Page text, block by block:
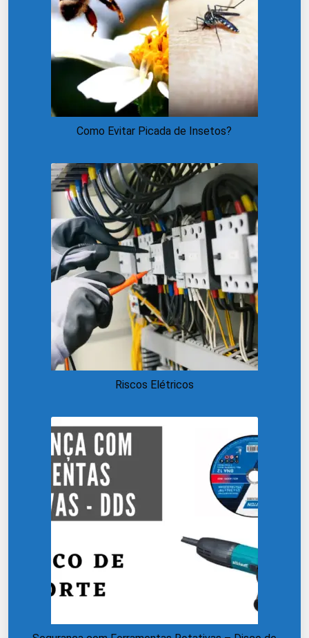
Como Evitar Picada de Insetos?
Riscos Elétricos